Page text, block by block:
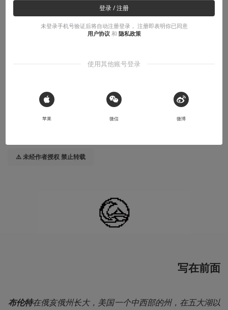
布伦特·勒布朗：为什么追梦成功后，我又
离开了皮克斯
本文系用户投稿，不代表机核网观点
⚠️ 未经作者授权 禁止转载
写在前面
布伦特在俄亥俄州长大，美国一个中西部的州，在五大湖以
登录 / 注册
未登录手机号验证后将自动注册登录， 注册即表明你已同意
用户协议 和 隐私政策
使用其他账号登录
 Sign in with Apple
苹果 微信 微博